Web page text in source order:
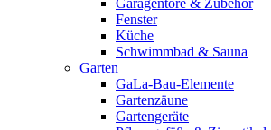
Garagentore & Zubehör
Fenster
Küche
Schwimmbad & Sauna
Garten
GaLa-Bau-Elemente
Gartenzäune
Gartengeräte